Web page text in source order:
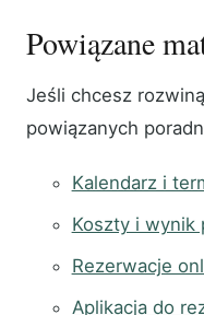
Powiązane
Jeśli chcesz
powiązanych
Kalendarz i
Koszty i wynik
Rezerwacje
Aplikacja do